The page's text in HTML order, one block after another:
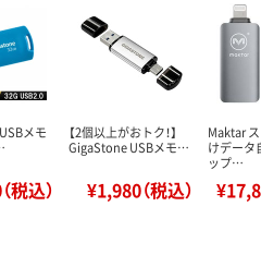
メモ
税込）
【2個以上がおトク！】
GigaStone USBメモ…
¥1,980（税込）
Maktar
けデータ
ップ…